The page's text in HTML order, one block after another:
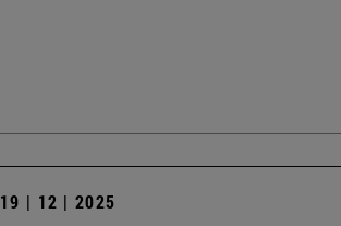
19 | 12 | 2025